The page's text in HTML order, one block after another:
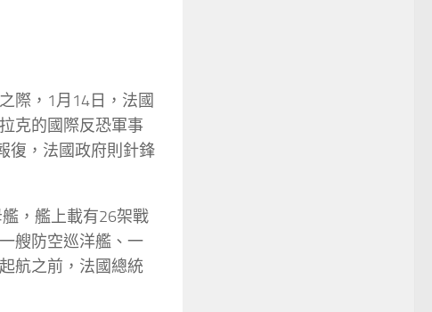
際，1月14日，法國
克的國際反恐軍事
復，法國政府則針鋒
，艦上載有26架戰
艘防空巡洋艦、一
航之前，法國總統